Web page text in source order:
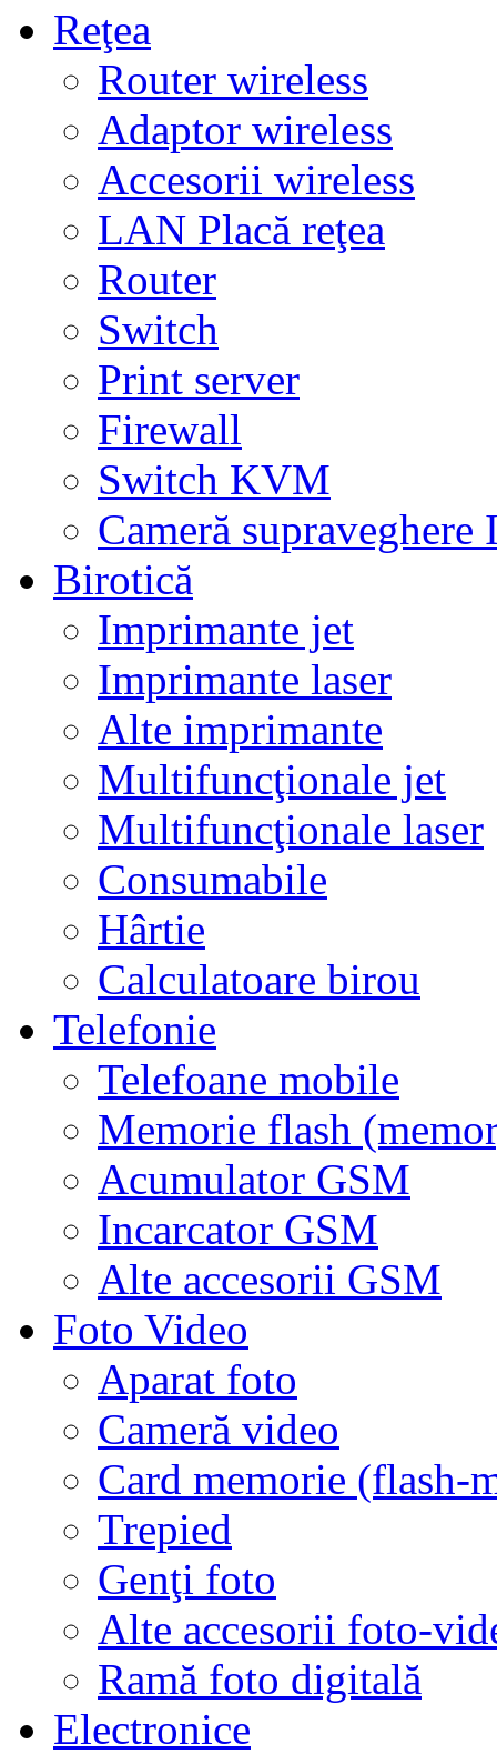
Reţea
Router wireless
Adaptor wireless
Accesorii wireless
LAN Placă reţea
Router
Switch
Print server
Firewall
Switch KVM
Cameră supraveghere
Birotică
Imprimante jet
Imprimante laser
Alte imprimante
Multifuncţionale jet
Multifuncţionale laser
Consumabile
Hârtie
Calculatoare birou
Telefonie
Telefoane mobile
Memorie flash
Acumulator GSM
Incarcator GSM
Alte accesorii GSM
Foto Video
Aparat foto
Cameră video
Card memorie (flash-
Trepied
Genţi foto
Alte accesorii foto-
Ramă foto digitală
Electronice